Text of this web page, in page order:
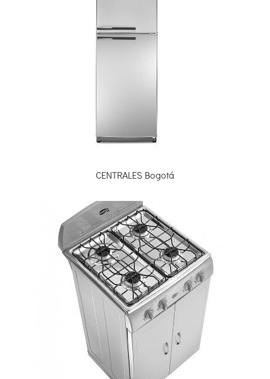
CENTRALES Bogotá